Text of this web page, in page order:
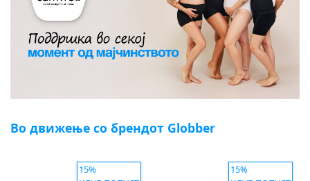
Во движење со брендот Globber
15%
15%